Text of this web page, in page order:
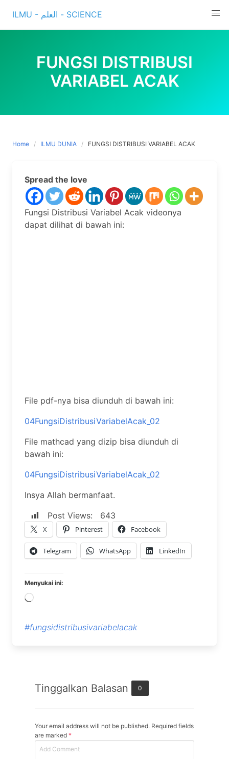
content
ILMU - العلم - SCIENCE
FUNGSI DISTRIBUSI
VARIABEL ACAK
Home ILMU DUNIA FUNGSI DISTRIBUSI VARIABEL ACAK
Spread the love
Fungsi Distribusi Variabel Acak videonya
dapat dilihat di bawah ini:
File pdf-nya bisa diunduh di bawah ini:
04FungsiDistribusiVariabelAcak_02
File mathcad yang dizip bisa diunduh di
bawah ini:
04FungsiDistribusiVariabelAcak_02
Insya Allah bermanfaat.
Post Views:
643
X Pinterest Facebook
Telegram WhatsApp LinkedIn
Menyukai ini:
Memuat...
#fungsidistribusivariabelacak
Tinggalkan Balasan 0
Your email address will not be published. Required fields
are marked *